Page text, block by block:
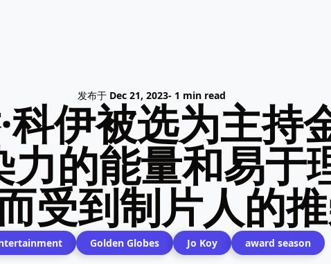
发布于 Dec 21, 2023- 1 min read
科伊被选为主持
力的能量和易于
受到制片人的
Golden Globes Jo Koy award season